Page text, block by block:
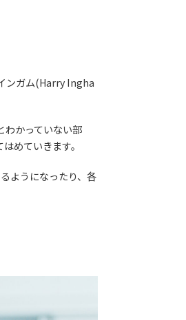
ンガム(Harry Ingha
わかっていない部
めていきます。
ようになったり、各